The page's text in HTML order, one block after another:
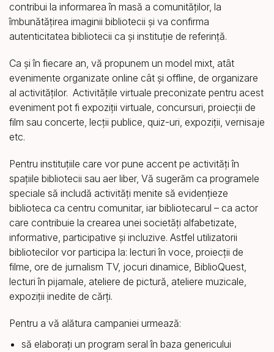
contribui la informarea în masă a comunităților, la
îmbunătățirea imaginii bibliotecii și va confirma
autenticitatea bibliotecii ca și instituție de referință.
Ca și în fiecare an, vă propunem un model mixt, atât
evenimente organizate online cât și offline, de organizare
al activităților. Activitățile virtuale preconizate pentru acest
eveniment pot fi expoziții virtuale, concursuri, proiecții de
film sau concerte, lecții publice, quiz-uri, expoziții, vernisaje
etc.
Pentru instituțiile care vor pune accent pe activități în
spațiile bibliotecii sau aer liber, Vă sugerăm ca programele
speciale să includă activități menite să evidențieze
biblioteca ca centru comunitar, iar bibliotecarul – ca actor
care contribuie la crearea unei societăți alfabetizate,
informative, participative și incluzive. Astfel utilizatorii
bibliotecilor vor participa la: lecturi în voce, proiecții de
filme, ore de jurnalism TV, jocuri dinamice, BiblioQuest,
lecturi în pijamale, ateliere de pictură, ateliere muzicale,
expoziții inedite de cărți.
Pentru a vă alătura campaniei urmează:
să elaborați un program seral în baza genericului